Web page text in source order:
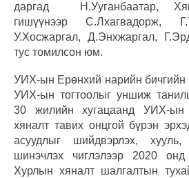
даргад Н.Ууганбаатар,
гишүүнээр С.Лхагвадорж,
У.Хосжаргал, Д.Энхжаргал,
тус томилсон юм.
УИХ-ын Ерөнхий нарийн
УИХ-ын тогтоолыг уншиж
30 жилийн хугацаанд УИХ-ын
хяналт тавих онцгой бүрэн
асуудлыг шийдвэрлэх,
шинэчлэх чиглэлээр 2020
Хурлын хяналт шалгалтын